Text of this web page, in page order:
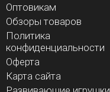
Оптовикам
Обзоры товаров
Политика
конфиденциальности
Оферта
Карта сайта